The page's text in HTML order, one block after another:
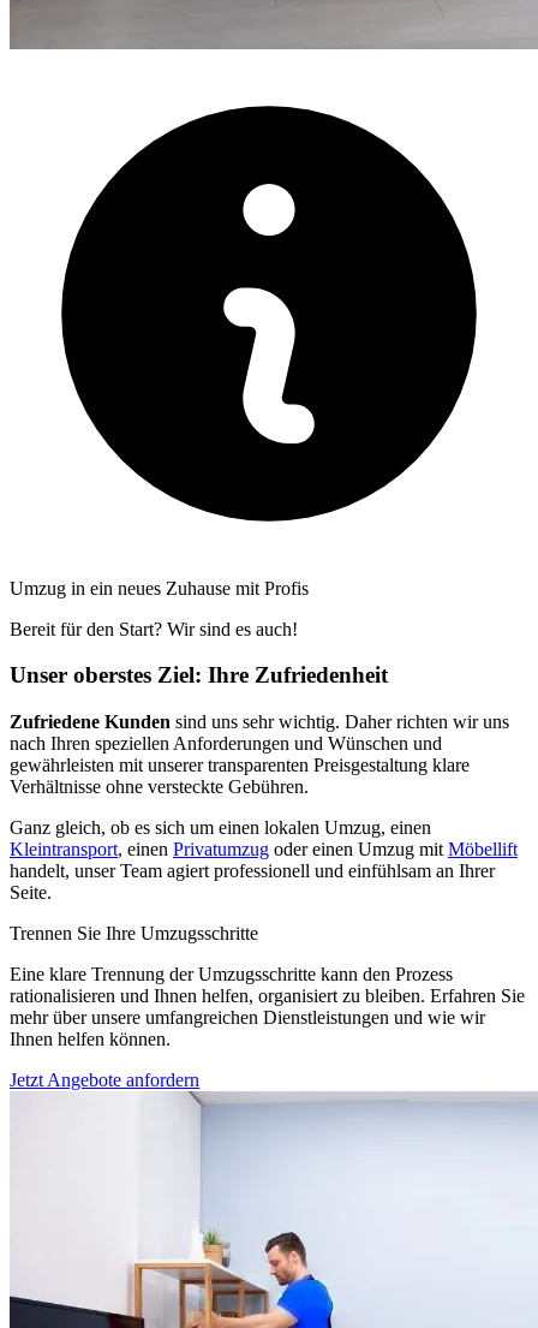
Umzug in ein neues Zuhause mit Profis
Bereit für den Start? Wir sind es auch!
Unser oberstes Ziel: Ihre Zufriedenheit
Zufriedene Kunden sind uns sehr wichtig. Daher richten wir uns
nach Ihren speziellen Anforderungen und Wünschen und
gewährleisten mit unserer transparenten Preisgestaltung klare
Verhältnisse ohne versteckte Gebühren.
Ganz gleich, ob es sich um einen lokalen Umzug, einen
Kleintransport, einen Privatumzug oder einen Umzug mit Möbellift
handelt, unser Team agiert professionell und einfühlsam an Ihrer
Seite.
Trennen Sie Ihre Umzugsschritte
Eine klare Trennung der Umzugsschritte kann den Prozess
rationalisieren und Ihnen helfen, organisiert zu bleiben. Erfahren Sie
mehr über unsere umfangreichen Dienstleistungen und wie wir
Ihnen helfen können.
Jetzt Angebote anfordern